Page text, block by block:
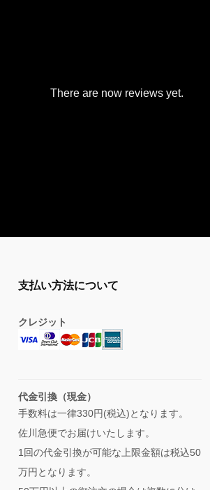
There are now reviews yet.
支払い方法について
クレジット
代金引換（現金）
手数料は一律330円(税込)となります。
佐川急便でお届けいたします。
1回の代金引換が可能な上限金額は税込50
万円となります。